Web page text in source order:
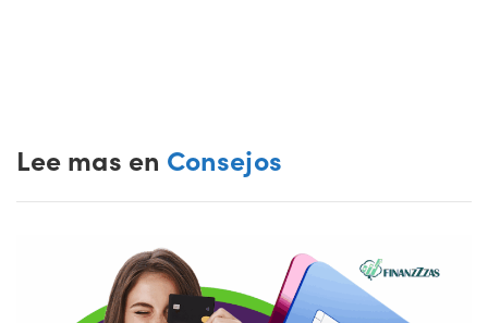
Lee mas en Consejos